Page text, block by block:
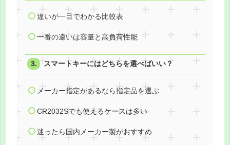
違いが一目でわかる比較表
一番の違いは容量と高負荷性能
スマートキーにはどちらを選べばいい？
メーカー指定があるなら指定品を選ぶ
CR2032Sでも使えるケースは多い
迷ったら国内メーカー製がおすすめ